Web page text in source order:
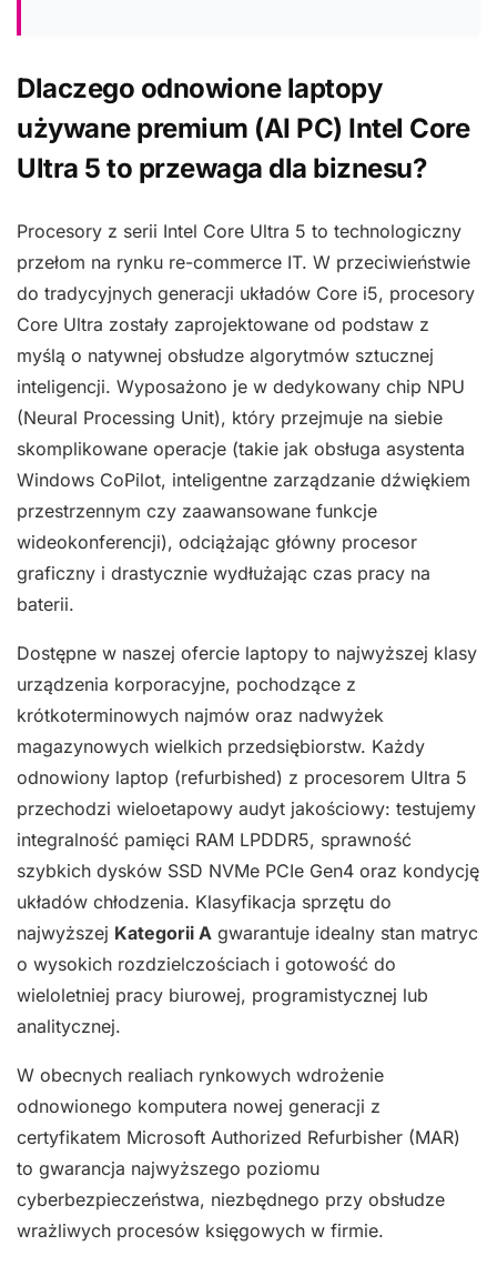
Dlaczego odnowione laptopy
używane premium (AI PC) Intel Core
Ultra 5 to przewaga dla biznesu?
Procesory z serii Intel Core Ultra 5 to technologiczny
przełom na rynku re-commerce IT. W przeciwieństwie
do tradycyjnych generacji układów Core i5, procesory
Core Ultra zostały zaprojektowane od podstaw z
myślą o natywnej obsłudze algorytmów sztucznej
inteligencji. Wyposażono je w dedykowany chip NPU
(Neural Processing Unit), który przejmuje na siebie
skomplikowane operacje (takie jak obsługa asystenta
Windows CoPilot, inteligentne zarządzanie dźwiękiem
przestrzennym czy zaawansowane funkcje
wideokonferencji), odciążając główny procesor
graficzny i drastycznie wydłużając czas pracy na
baterii.
Dostępne w naszej ofercie laptopy to najwyższej klasy
urządzenia korporacyjne, pochodzące z
krótkoterminowych najmów oraz nadwyżek
magazynowych wielkich przedsiębiorstw. Każdy
odnowiony laptop (refurbished) z procesorem Ultra 5
przechodzi wieloetapowy audyt jakościowy: testujemy
integralność pamięci RAM LPDDR5, sprawność
szybkich dysków SSD NVMe PCIe Gen4 oraz kondycję
układów chłodzenia. Klasyfikacja sprzętu do
najwyższej Kategorii A gwarantuje idealny stan matryc
o wysokich rozdzielczościach i gotowość do
wieloletniej pracy biurowej, programistycznej lub
analitycznej.
W obecnych realiach rynkowych wdrożenie
odnowionego komputera nowej generacji z
certyfikatem Microsoft Authorized Refurbisher (MAR)
to gwarancja najwyższego poziomu
cyberbezpieczeństwa, niezbędnego przy obsłudze
wrażliwych procesów księgowych w firmie.